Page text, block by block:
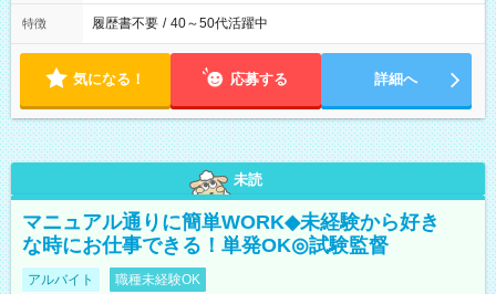
特徴 履歴書不要 / 40～50代活躍中
気になる！ 応募する 詳細へ
未読
マニュアル通りに簡単WORK◆未経験から好き
な時にお仕事できる！単発OK◎試験監督
アルバイト 職種未経験OK